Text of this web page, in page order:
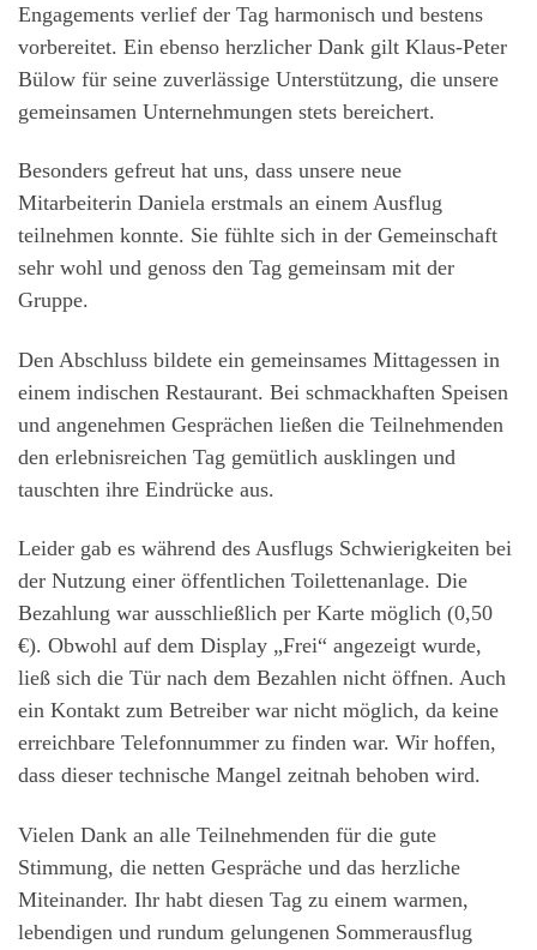
Engagements verlief der Tag harmonisch und bestens
vorbereitet. Ein ebenso herzlicher Dank gilt Klaus-Peter
Bülow für seine zuverlässige Unterstützung, die unsere
gemeinsamen Unternehmungen stets bereichert.
Besonders gefreut hat uns, dass unsere neue
Mitarbeiterin Daniela erstmals an einem Ausflug
teilnehmen konnte. Sie fühlte sich in der Gemeinschaft
sehr wohl und genoss den Tag gemeinsam mit der
Gruppe.
Den Abschluss bildete ein gemeinsames Mittagessen in
einem indischen Restaurant. Bei schmackhaften Speisen
und angenehmen Gesprächen ließen die Teilnehmenden
den erlebnisreichen Tag gemütlich ausklingen und
tauschten ihre Eindrücke aus.
Leider gab es während des Ausflugs Schwierigkeiten bei
der Nutzung einer öffentlichen Toilettenanlage. Die
Bezahlung war ausschließlich per Karte möglich (0,50
€). Obwohl auf dem Display „Frei“ angezeigt wurde,
ließ sich die Tür nach dem Bezahlen nicht öffnen. Auch
ein Kontakt zum Betreiber war nicht möglich, da keine
erreichbare Telefonnummer zu finden war. Wir hoffen,
dass dieser technische Mangel zeitnah behoben wird.
Vielen Dank an alle Teilnehmenden für die gute
Stimmung, die netten Gespräche und das herzliche
Miteinander. Ihr habt diesen Tag zu einem warmen,
lebendigen und rundum gelungenen Sommerausflug